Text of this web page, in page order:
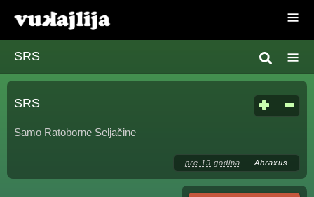
SRS
SRS
Samo Ratoborne Seljačine
pre 19 godina Abraxus